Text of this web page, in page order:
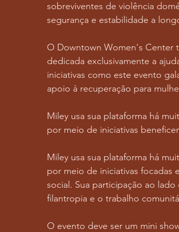
sobreviventes de violência
segurança e estabilidade a
O Downtown Women's Center
dedicada exclusivamente a
iniciativas como este evento
apoio à recuperação para
Miley usa sua plataforma há
por meio de iniciativas
Miley usa sua plataforma há
por meio de iniciativas focadas
social. Sua participação ao
filantropia e o trabalho
O evento deve ser um mini